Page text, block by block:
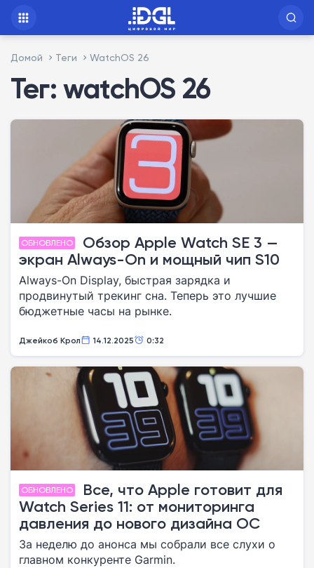
Домой Теги WatchOS 26
Тег: watchOS 26
ОБНОВЛЕНО
Обзор Apple Watch SE 3 —
экран Always-On и мощный чип S10
Always-On Display, быстрая зарядка и
продвинутый трекинг сна. Теперь это лучшие
бюджетные часы на рынке.
Джейкоб Крол 14.12.2025 0:32
ОБНОВЛЕНО
Все, что Apple готовит для
Watch Series 11: от мониторинга
давления до нового дизайна ОС
За неделю до анонса мы собрали все слухи о
главном конкуренте Garmin.